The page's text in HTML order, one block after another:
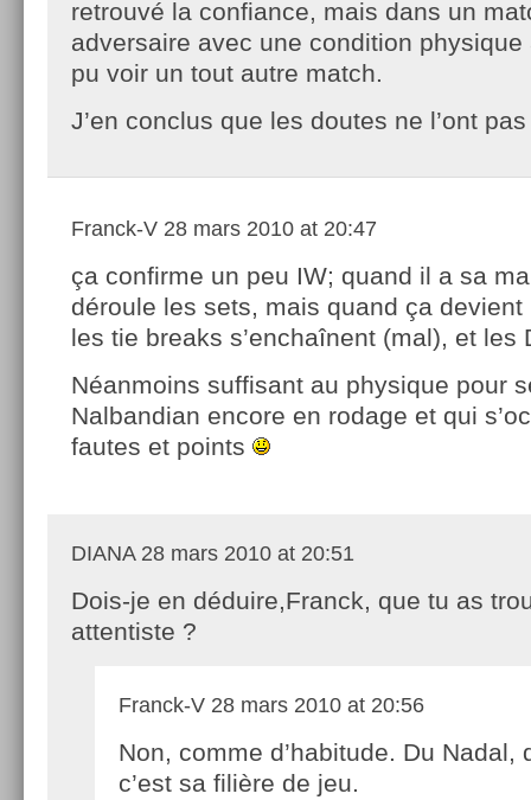
retrouvé la confiance, mais dans un
adversaire avec une condition
pu voir un tout autre match.
J’en conclus que les doutes ne l’ont
Franck-V 28 mars 2010 at 20:47
ça confirme un peu IW; quand il a sa
déroule les sets, mais quand ça devient
les tie breaks s’enchaînent (mal), et les
Néanmoins suffisant au physique pour
Nalbandian encore en rodage et qui
fautes et points
DIANA28 mars 2010 at 20:51
Dois-je en déduire,Franck, que tu as
attentiste ?
Franck-V 28 mars 2010 at 20:56
Non, comme d’habitude. Du Nadal,
c’est sa filière de jeu.